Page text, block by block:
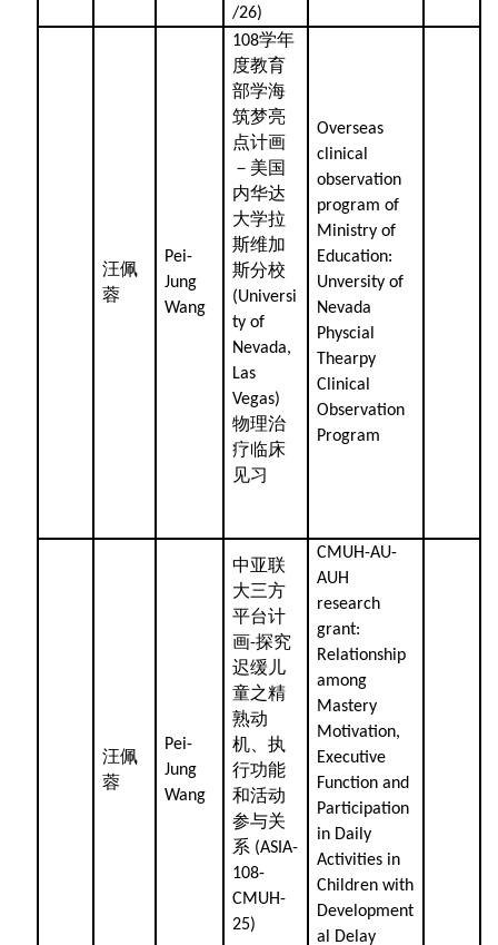
/26)
汪佩
蓉
Pei-
Jung
Wang
108学年
度教育
部学海
筑梦亮
点计画
－美国
内华达
大学拉
斯维加
斯分校
(Universi
ty of
Nevada,
Las
Vegas)
物理治
疗临床
见习
Overseas
clinical
observation
program of
Ministry of
Education:
Unversity of
Nevada
Physcial
Thearpy
Clinical
Observation
Program
汪佩
蓉
Pei-
Jung
Wang
中亚联
大三方
平台计
画-探究
迟缓儿
童之精
熟动
机、执
行功能
和活动
参与关
系 (ASIA-
108-
CMUH-
25)
CMUH-AU-
AUH
research
grant:
Relationship
among
Mastery
Motivation,
Executive
Function and
Participation
in Daily
Activities in
Children with
Development
al Delay